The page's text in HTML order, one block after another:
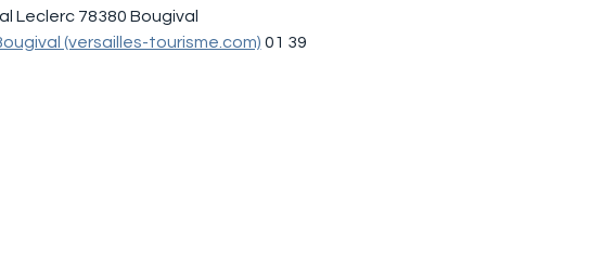
Leclerc 78380 Bougival
(versailles-tourisme.com) 01 39